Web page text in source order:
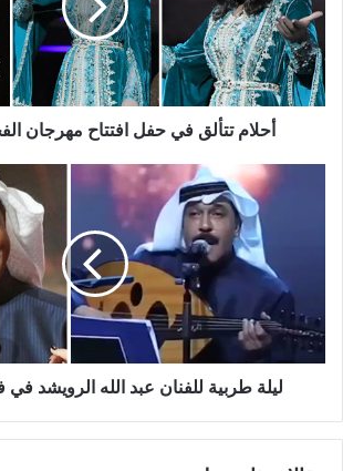
افتتاح
مهرجان
الفجيرة
للفنون
أحلام تتألق في حفل افتتاح مهرجان
الرويشد
فبراير
الكويت
ليلة طربية للفنان عبد الله الرويشد في